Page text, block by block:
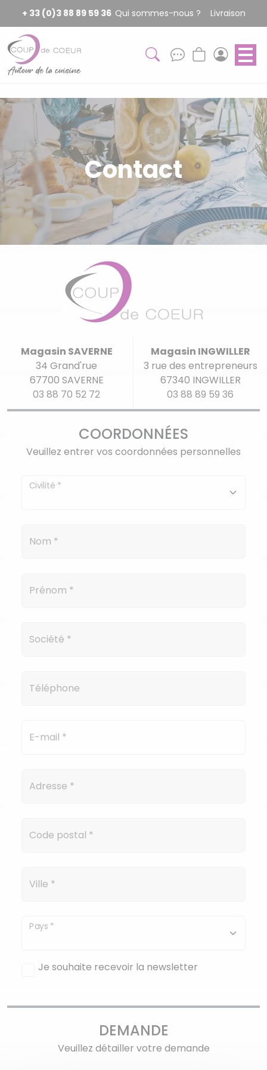
+ 33 (0)3 88 89 59 36 Qui sommes-nous ? Livraison
Contact
Magasin SAVERNE
34 Grand'rue
67700 SAVERNE
03 88 70 52 72
Magasin INGWILLER
3 rue des entrepreneurs
67340 INGWILLER
03 88 89 59 36
COORDONNÉES
Veuillez entrer vos coordonnées personnelles
Civilité *
Nom *
Prénom *
Société *
Téléphone
E-mail *
Adresse *
Code postal *
Ville *
Pays *
Je souhaite recevoir la newsletter
DEMANDE
Veuillez détailler votre demande
Panneau de gestion des cookies